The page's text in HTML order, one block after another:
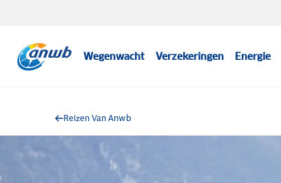
Wegenwacht Verzekeringen Energie
Reizen Van Anwb